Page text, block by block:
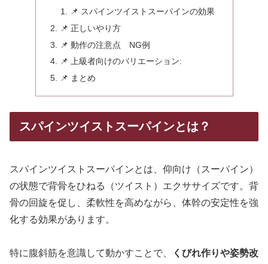
📌 スパインツイストスーパインの効果
📌 正しいやり方
📌 動作の注意点 NG例
📌 上級者向けのバリエーション:
📌 まとめ
スパインツイストスーパインとは？
スパインツイストスーパインとは、仰向け（スーパイン）
の状態で背骨をひねる（ツイスト）エクササイズです。背
骨の回旋を促し、柔軟性を高めながら、体幹の安定性を強
化する効果があります。
特に腹斜筋を意識して動かすことで、
くびれ作りや姿勢改